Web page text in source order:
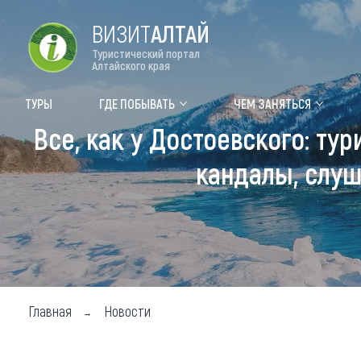
Форум VISIT ALTAI
Туры Где
Топ
ВИЗИТАЛТАЙ
Туристический портал
Алтайского края
ТУРЫ ГДЕ ПОБЫВАТЬ ЧЕМ ЗАНЯТЬСЯ
Все, как у Достоевского:
кандалы,
Главная Новости